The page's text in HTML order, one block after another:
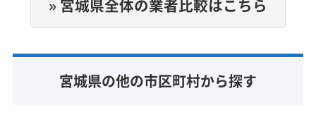
» 宮城県全体の業者比較はこちら
宮城県の他の市区町村から探す